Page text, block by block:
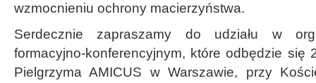
wzmocnieniu ochrony macierzyństwa.
Serdecznie zapraszamy do udziału w
formacyjno-konferencyjnym, które odbędzie się
Pielgrzyma AMICUS w Warszawie, przy